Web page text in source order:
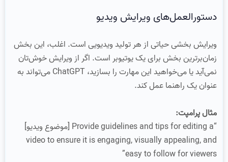
دستورالعمل‌های ویرایش ویدیو
ویرایش بخشی حیاتی از هر تولید ویدیویی است. اغلب، این بخش
زمان‌برترین بخش برای یک یوتیوبر است. اگر از ویرایش خوش‌تان
نمی‌آید یا می‌خواهید این مهارت را بسازید، ChatGPT می‌تواند به
عنوان یک راهنما عمل کند.
مثال پرامپت:
“Provide guidelines and tips for editing a [موضوع ویدیو]
video to ensure it is engaging, visually appealing, and
easy to follow for viewers”